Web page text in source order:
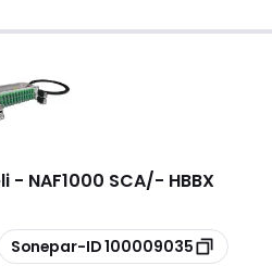
- NAF1000 SCA/- HBBX
Sonepar-ID100009035